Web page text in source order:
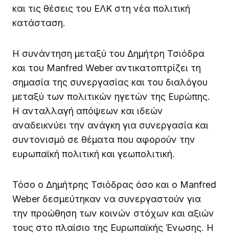
και τις θέσεις του ΕΛΚ στη νέα πολιτική
κατάσταση.
Η συνάντηση μεταξύ του Δημήτρη Τσιόδρα
και του Manfred Weber αντικατοπτρίζει τη
σημασία της συνεργασίας και του διαλόγου
μεταξύ των πολιτικών ηγετών της Ευρώπης.
Η ανταλλαγή απόψεων και ιδεών
αναδεικνύει την ανάγκη για συνεργασία και
συντονισμό σε θέματα που αφορούν την
ευρωπαϊκή πολιτική και γεωπολιτική.
Τόσο ο Δημήτρης Τσιόδρας όσο και ο Manfred
Weber δεσμεύτηκαν να συνεργαστούν για
την προώθηση των κοινών στόχων και αξιών
τους στο πλαίσιο της Ευρωπαϊκής Ένωσης. Η